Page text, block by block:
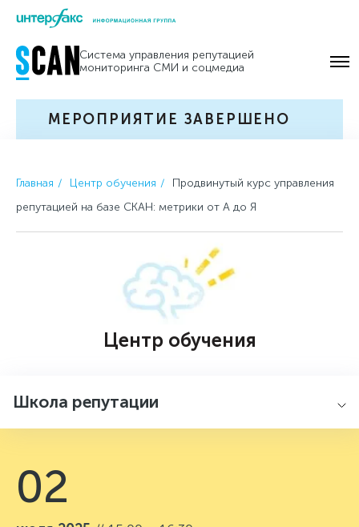
Skip
content
Система управления репутацией
мониторинга СМИ и соцмедиа
МЕРОПРИЯТИЕ ЗАВЕРШЕНО
Главная Центр обучения
Продвинутый курс управления
репутацией на базе СКАН: метрики от А до Я
Центр обучения
Школа репутации
02